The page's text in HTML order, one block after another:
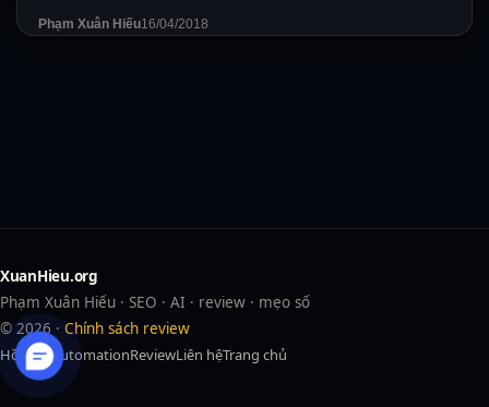
Phạm Xuân Hiếu16/04/2018
XuanHieu.org
Phạm Xuân Hiếu · SEO · AI · review · mẹo số
© 2026 · Chính sách review
Hồ sơAIAutomationReviewLiên hệTrang chủ